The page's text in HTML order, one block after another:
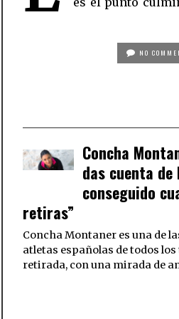
NO
Concha
das cuenta de
conseguido
retiras”
Concha Montaner es una de
atletas españolas de todos
retirada, con una mirada de